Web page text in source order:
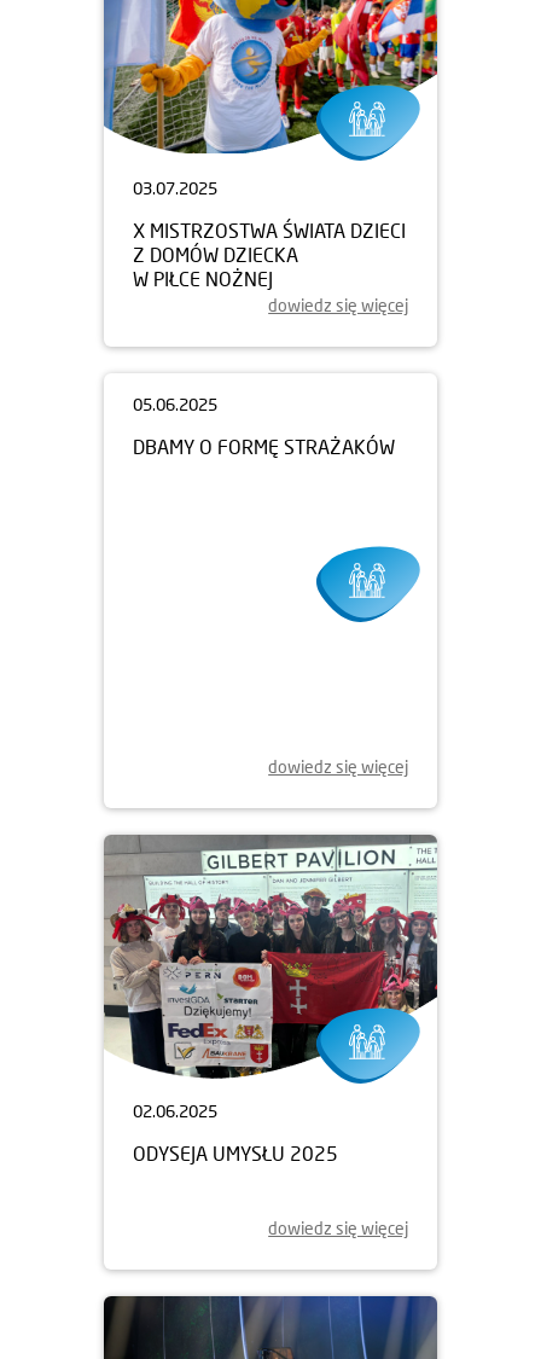
03.07.2025
X MISTRZOSTWA ŚWIATA DZIECI
Z DOMÓW DZIECKA
W PIŁCE NOŻNEJ
dowiedz się więcej
dowiedz się więcej
02.06.2025
ODYSEJA UMYSŁU 2025
dowiedz się więcej